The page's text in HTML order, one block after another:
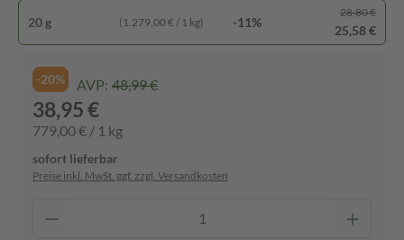
20 g (1.279,00 € / 1 kg) -11%
28,80 €
25,58 €
-20% AVP: 48,99 €
38,95 €
779,00 € / 1 kg
sofort lieferbar
Preise inkl. MwSt. ggf. zzgl. Versandkosten